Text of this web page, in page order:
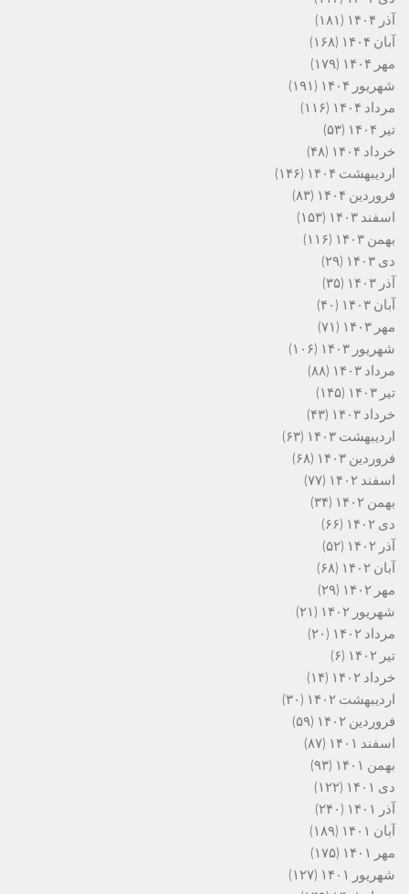
آذر ۱۴۰۴
(۱۸۱)
آبان ۱۴۰۴
(۱۶۸)
مهر ۱۴۰۴
(۱۷۹)
شهریور ۱۴۰۴
(۱۹۱)
مرداد ۱۴۰۴
(۱۱۶)
تیر ۱۴۰۴
(۵۳)
خرداد ۱۴۰۴
(۴۸)
اردیبهشت ۱۴۰۴
(۱۴۶)
فروردین ۱۴۰۴
(۸۳)
اسفند ۱۴۰۳
(۱۵۳)
بهمن ۱۴۰۳
(۱۱۶)
دی ۱۴۰۳
(۲۹)
آذر ۱۴۰۳
(۳۵)
آبان ۱۴۰۳
(۴۰)
مهر ۱۴۰۳
(۷۱)
شهریور ۱۴۰۳
(۱۰۶)
مرداد ۱۴۰۳
(۸۸)
تیر ۱۴۰۳
(۱۴۵)
خرداد ۱۴۰۳
(۴۳)
اردیبهشت ۱۴۰۳
(۶۳)
فروردین ۱۴۰۳
(۶۸)
اسفند ۱۴۰۲
(۷۷)
بهمن ۱۴۰۲
(۳۴)
دی ۱۴۰۲
(۶۶)
آذر ۱۴۰۲
(۵۲)
آبان ۱۴۰۲
(۶۸)
مهر ۱۴۰۲
(۲۹)
شهریور ۱۴۰۲
(۲۱)
مرداد ۱۴۰۲
(۲۰)
تیر ۱۴۰۲
(۶)
خرداد ۱۴۰۲
(۱۴)
اردیبهشت ۱۴۰۲
(۳۰)
فروردین ۱۴۰۲
(۵۹)
اسفند ۱۴۰۱
(۸۷)
بهمن ۱۴۰۱
(۹۳)
دی ۱۴۰۱
(۱۲۲)
آذر ۱۴۰۱
(۲۴۰)
آبان ۱۴۰۱
(۱۸۹)
مهر ۱۴۰۱
(۱۷۵)
شهریور ۱۴۰۱
(۱۲۷)